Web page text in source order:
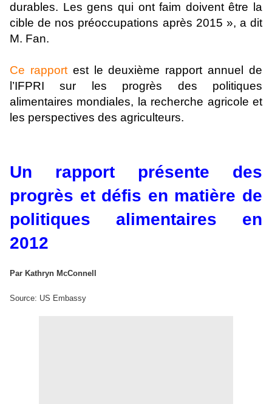
durables. Les gens qui ont faim doivent être la
cible de nos préoccupations après 2015 », a dit
M. Fan.
Ce rapportest le deuxième rapport annuel de
l’IFPRI sur les progrès des politiques
alimentaires mondiales, la recherche agricole et
les perspectives des agriculteurs.
Un rapport présente des
progrès et défis en matière de
politiques alimentaires en
2012
Par Kathryn McConnell
Source: US Embassy